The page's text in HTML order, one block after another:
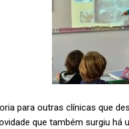
para outras clínicas que
que também surgiu